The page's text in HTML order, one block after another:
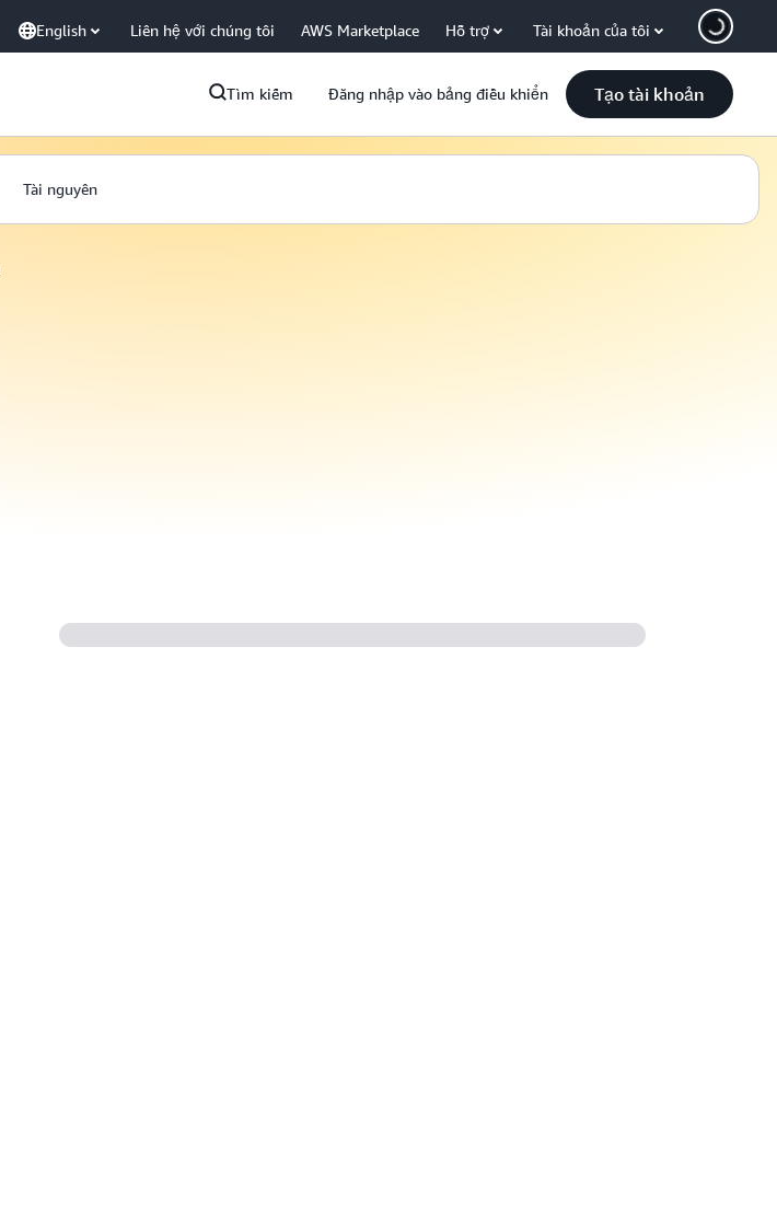
English Liên hệ với chúng tôi AWS Marketplace Hỗ trợ Tài khoản của tôi
Tìm kiếm Đăng nhập vào bảng điều khiển Tạo tài khoản
Tài nguyên